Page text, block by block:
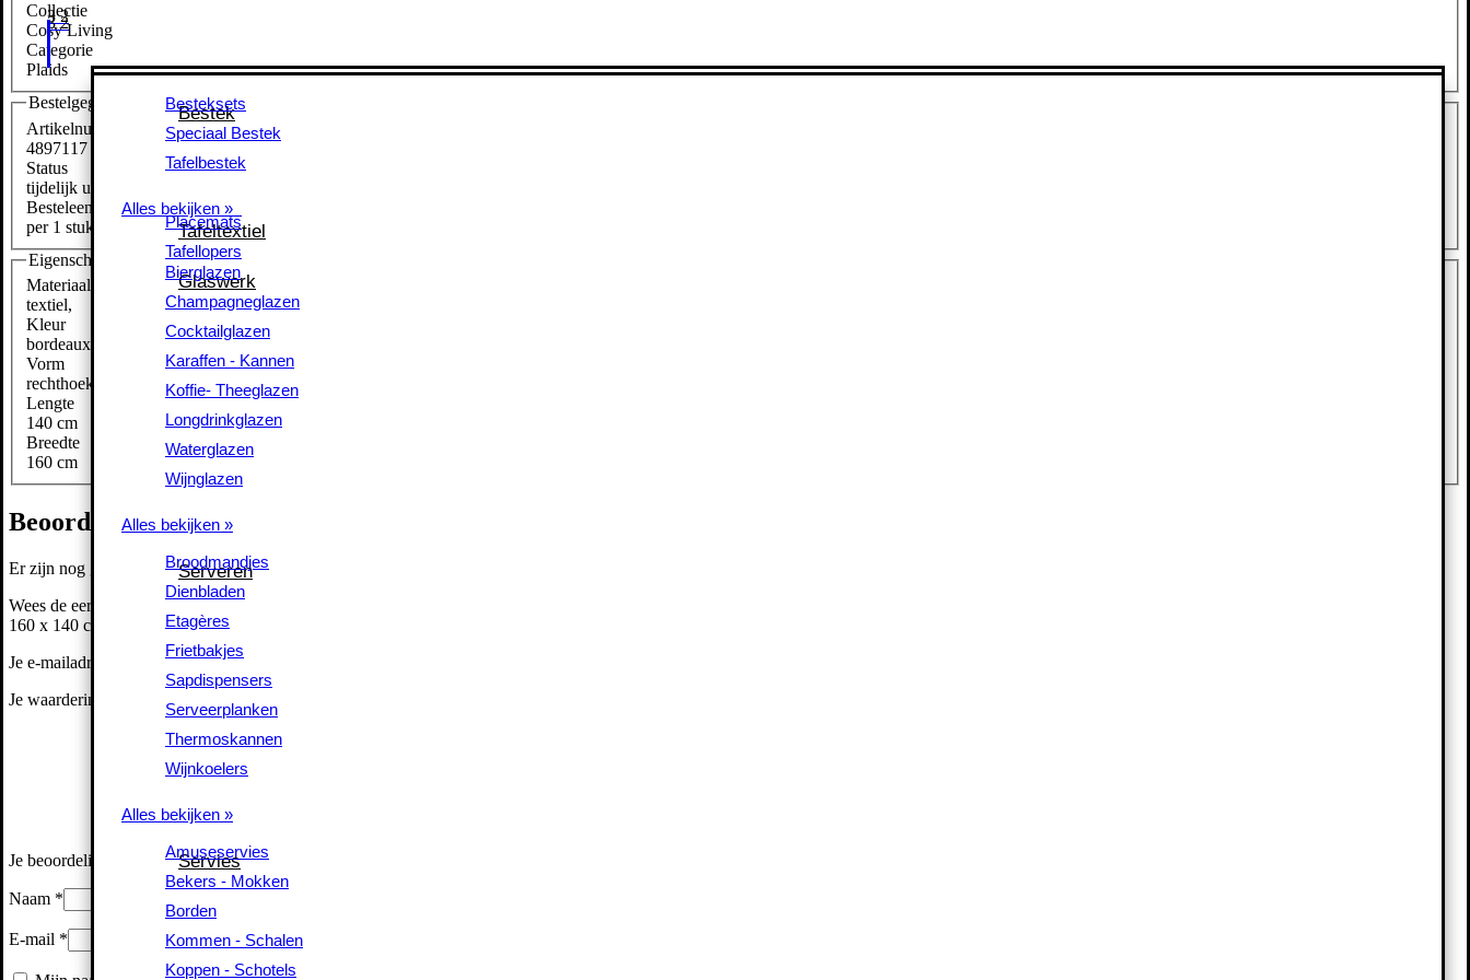
Bestek
Besteksets
Speciaal Bestek
Tafelbestek
Alles bekijken »
Tafeltextiel
Placemats
Tafellopers
Glaswerk
Bierglazen
Champagneglazen
Cocktailglazen
Karaffen - Kannen
Koffie- Theeglazen
Longdrinkglazen
Waterglazen
Wijnglazen
Alles bekijken »
Serveren
Broodmandjes
Dienbladen
Etagères
Frietbakjes
Sapdispensers
Serveerplanken
Thermoskannen
Wijnkoelers
Alles bekijken »
Servies
Amuseservies
Bekers - Mokken
Borden
Kommen - Schalen
Koppen - Schotels
Bestek
Besteksets
Speciaal Bestek
Tafelbestek
Alles bekijken »
Tafeltextiel
Placemats
Tafellopers
Glaswerk
Bierglazen
Champagneglazen
Cocktailglazen
Karaffen - Kannen
Koffie- Theeglazen
Longdrinkglazen
Waterglazen
Wijnglazen
Alles bekijken »
Serveren
Broodmandjes
Dienbladen
Etagères
Frietbakjes
Sapdispensers
Serveerplanken
Thermoskannen
Wijnkoelers
Alles bekijken »
Servies
Amuseservies
Bekers - Mokken
Borden
Kommen - Schalen
Koppen - Schotels
Collectie
Cosy Living
Categorie
Plaids
Bestelgegevens
Artikelnummer
4897117
Status
tijdelijk uitverkocht
Besteleenheid
per 1 stuk
Eigenschappen
Materiaal
textiel,
Kleur
bordeaux
Vorm
rechthoekig
Lengte
140 cm
Breedte
160 cm
Beoordelingen
Er zijn nog geen beoordelingen.
Wees de eerste om “Plaid Cross Bordeaux
160 x 140 cm” te beoordelen
Je e-mailadres wordt niet gepubliceerd.
Je waardering
Je beoordeling
Naam *
E-mail *